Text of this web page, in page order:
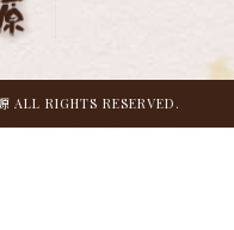
ALL RIGHTS RESERVED.